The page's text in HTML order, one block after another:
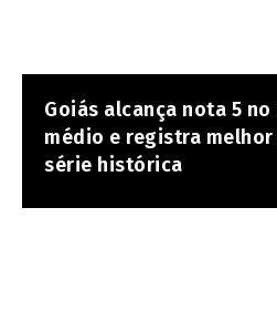
Goiás alcança nota 5
médio e registra
série histórica